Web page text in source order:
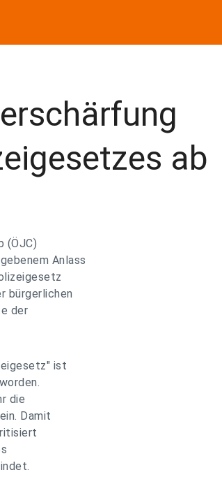
ab
(ÖJC)
Anlass
bürgerlichen
der
ist
die
Damit